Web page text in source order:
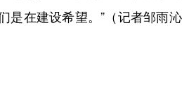
是在建设希望。”（记者邹雨